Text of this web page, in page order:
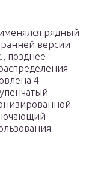
рядный
версии
позднее
4-